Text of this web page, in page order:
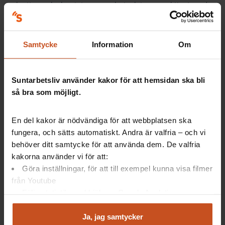
Samtycke Information Om
Suntarbetsliv använder kakor för att hemsidan ska bli
så bra som möjligt.
En del kakor är nödvändiga för att webbplatsen ska
fungera, och sätts automatiskt. Andra är valfria – och vi
behöver ditt samtycke för att använda dem. De valfria
kakorna använder vi för att:
Göra inställningar, för att till exempel kunna visa filmer
från Youtube
Analysera trafik för att kunna visa riktad information
Ja, jag samtycker
och att man lyckas integrera arbetsplatsperspektivet med
individperspektivet, på ett långsiktigt hållbart sätt.
fungera.
Vill du läsa mer om riskorienterat arbetssätt? Här finns flera
artiklar på samma tema:
Tidiga insatser ger friskare medarbetare
Viktigt att välja rätt arbetsmiljöinsats
Fyra tips för att hitta rätt arbetsmiljöåtgärd
Kort om studien